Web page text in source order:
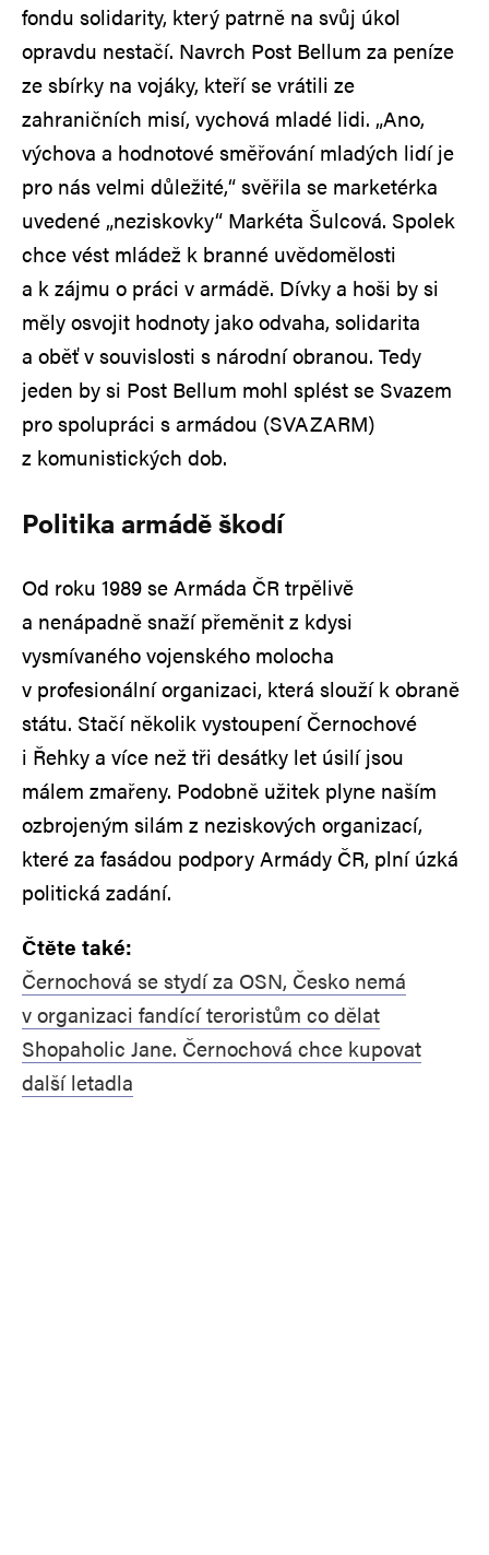
fondu solidarity, který patrně na svůj úkol
opravdu nestačí. Navrch Post Bellum za peníze
ze sbírky na vojáky, kteří se vrátili ze
zahraničních misí, vychová mladé lidi. „Ano,
výchova a hodnotové směřování mladých lidí je
pro nás velmi důležité,“ svěřila se marketérka
uvedené „neziskovky“ Markéta Šulcová. Spolek
chce vést mládež k branné uvědomělosti
a k zájmu o práci v armádě. Dívky a hoši by si
měly osvojit hodnoty jako odvaha, solidarita
a oběť v souvislosti s národní obranou. Tedy
jeden by si Post Bellum mohl splést se Svazem
pro spolupráci s armádou (SVAZARM)
z komunistických dob.
Politika armádě škodí
Od roku 1989 se Armáda ČR trpělivě
a nenápadně snaží přeměnit z kdysi
vysmívaného vojenského molocha
v profesionální organizaci, která slouží k obraně
státu. Stačí několik vystoupení Černochové
i Řehky a více než tři desátky let úsilí jsou
málem zmařeny. Podobně užitek plyne naším
ozbrojeným silám z neziskových organizací,
které za fasádou podpory Armády ČR, plní úzká
politická zadání.
Čtěte také:
Černochová se stydí za OSN, Česko nemá
v organizaci fandící teroristům co dělat
Shopaholic Jane. Černochová chce kupovat
další letadla